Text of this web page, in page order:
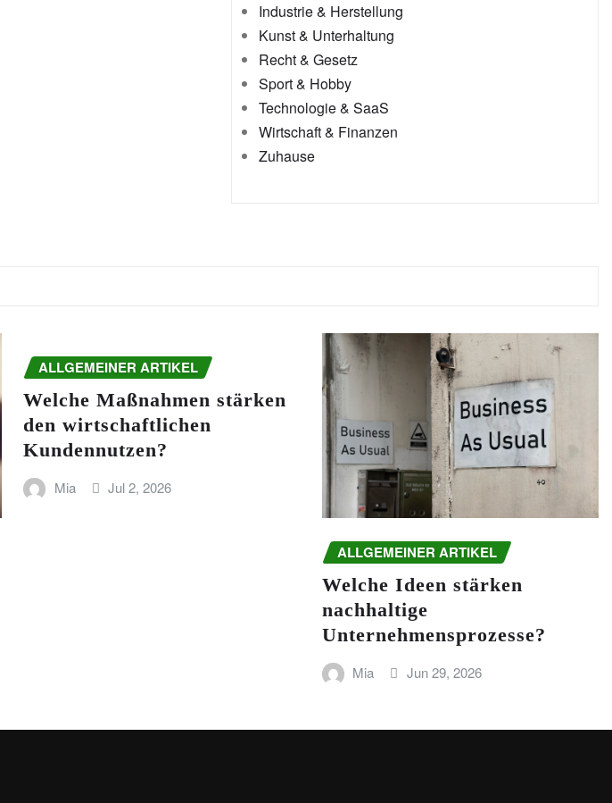
Industrie & Herstellung
Kunst & Unterhaltung
Recht & Gesetz
Sport & Hobby
Technologie & SaaS
Wirtschaft & Finanzen
Zuhause
ALLGEMEINER ARTIKEL
Welche Maßnahmen stärken
den wirtschaftlichen
Kundennutzen?
Mia Jul 2, 2026
ALLGEMEINER ARTIKEL
Welche Ideen stärken
nachhaltige
Unternehmensprozesse?
Mia Jun 29, 2026